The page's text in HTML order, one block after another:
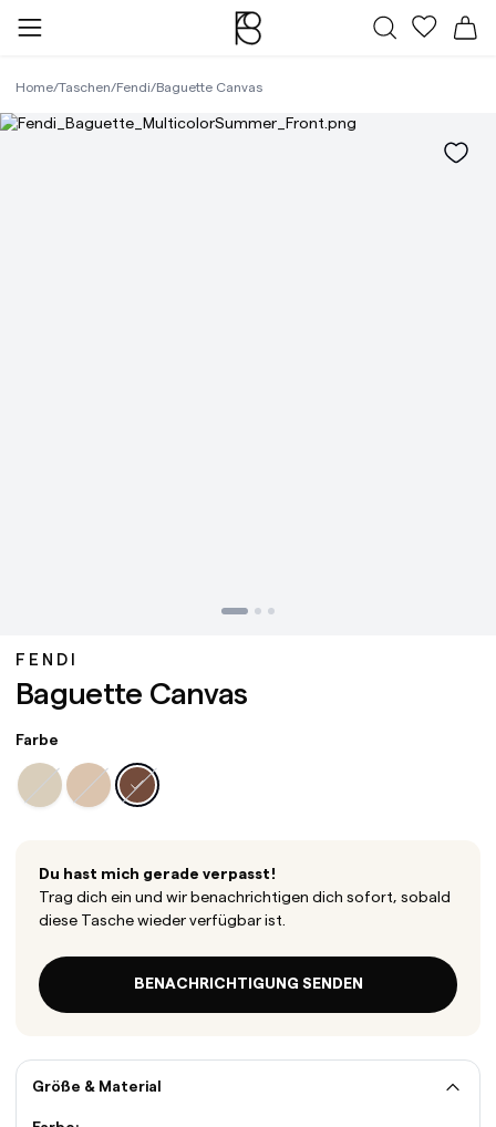
Alle Taschen
Meine
Home/Taschen/Fendi/Baguette Canvas
FENDI
Baguette Canvas
Farbe
Du hast mich gerade verpasst!
Trag dich ein und wir benachrichtigen dich sofort, sobald
diese Tasche wieder verfügbar ist.
BENACHRICHTIGUNG SENDEN
Größe & Material